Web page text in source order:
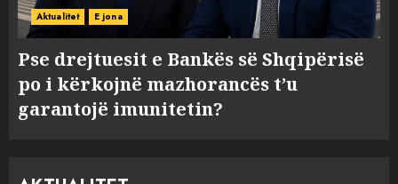
Aktualitet E jona
Pse drejtuesit e Bankës së Shqipërisë
po i kërkojnë mazhorancës t’u
garantojë imunitetin?